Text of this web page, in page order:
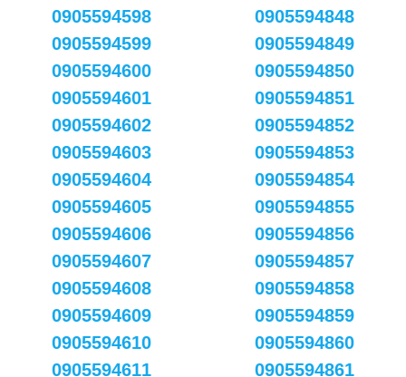
0905594598
0905594599
0905594600
0905594601
0905594602
0905594603
0905594604
0905594605
0905594606
0905594607
0905594608
0905594609
0905594610
0905594611
0905594848
0905594849
0905594850
0905594851
0905594852
0905594853
0905594854
0905594855
0905594856
0905594857
0905594858
0905594859
0905594860
0905594861